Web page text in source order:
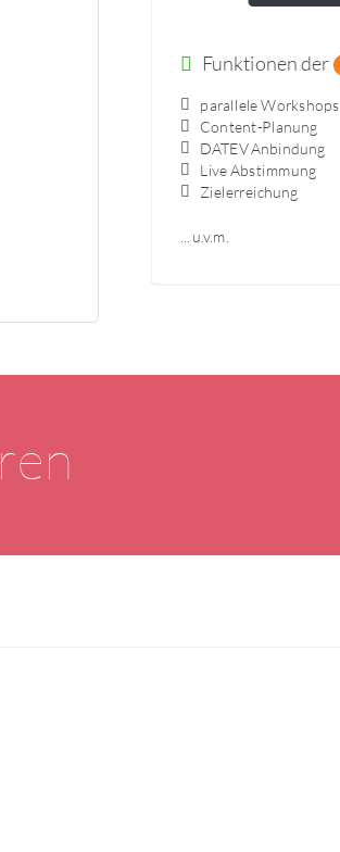
Funktionen der
parallele Workshops
Content-Planung
DATEV Anbindung
Live Abstimmung
Zielerreichung
... u.v.m.